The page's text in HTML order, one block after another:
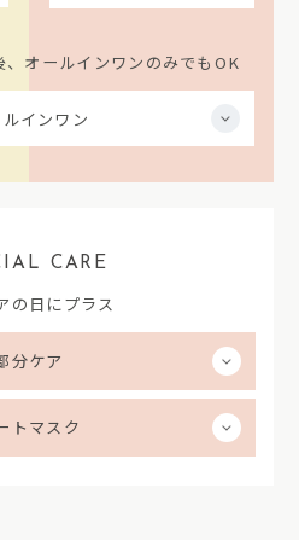
オールインワンのみでもOK
インワン
CARE
の日にプラス
分ケア
トマスク